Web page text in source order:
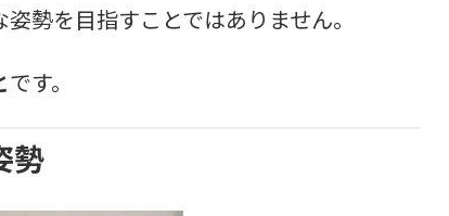
勢を目指すことではありません。
です。
勢